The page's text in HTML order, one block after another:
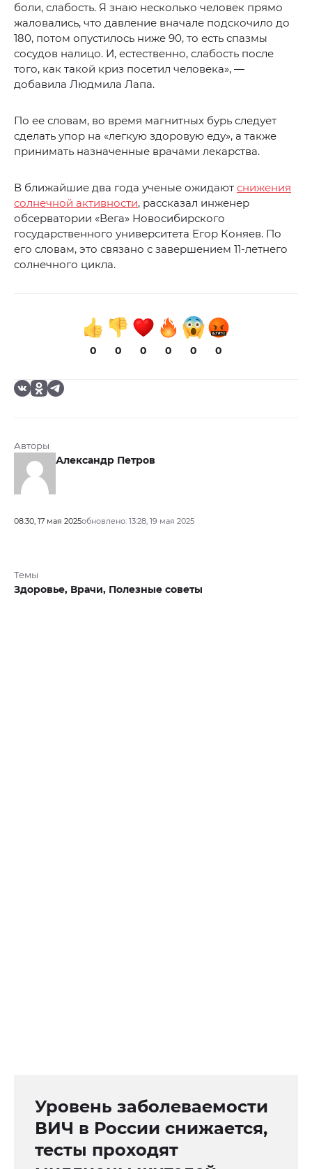
боли, слабость. Я знаю несколько человек прямо
жаловались, что давление вначале подскочило до
180, потом опустилось ниже 90, то есть спазмы
сосудов налицо. И, естественно, слабость после
того, как такой криз посетил человека», —
добавила Людмила Лапа.
По ее словам, во время магнитных бурь следует
сделать упор на «легкую здоровую еду», а также
принимать назначенные врачами лекарства.
В ближайшие два года ученые ожидают снижения
солнечной активности, рассказал инженер
обсерватории «Вега» Новосибирского
государственного университета Егор Коняев. По
его словам, это связано с завершением 11-летнего
солнечного цикла.
0 0 0 0 0 0
Авторы
Александр Петров
08:30, 17 мая 2025обновлено: 13:28, 19 мая 2025
Темы
Здоровье, Врачи, Полезные советы
Уровень заболеваемости
ВИЧ в России снижается,
тесты проходят